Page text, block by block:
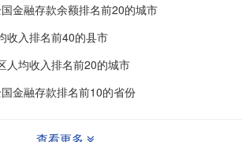
金融存款余额排名前20的城市
收入排名前40的县市
人均收入排名前20的城市
金融存款排名前10的省份
查看更多